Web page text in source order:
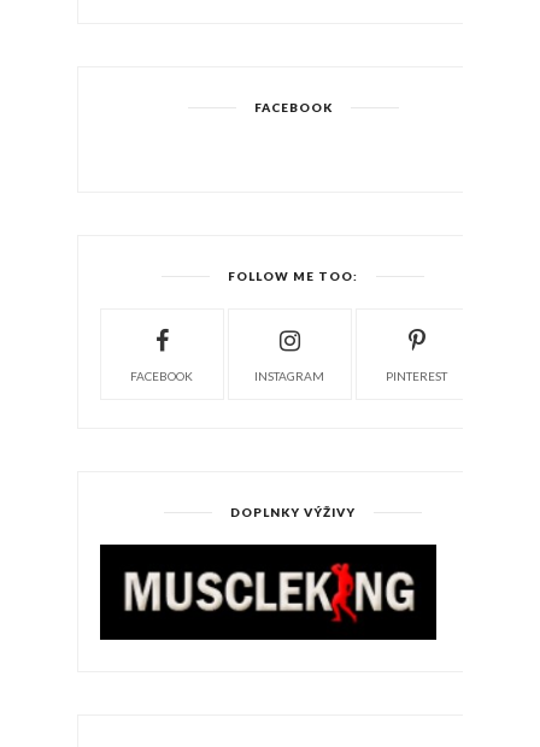
FACEBOOK
FOLLOW ME TOO:
FACEBOOK INSTAGRAM PINTEREST
DOPLNKY VÝŽIVY